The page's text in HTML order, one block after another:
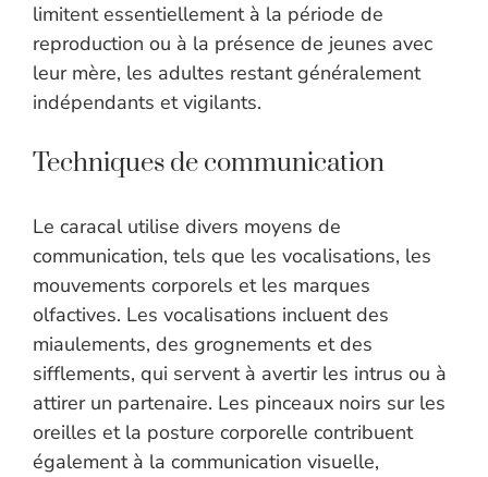
limitent essentiellement à la période de
reproduction ou à la présence de jeunes avec
leur mère, les adultes restant généralement
indépendants et vigilants.
Techniques de communication
Le caracal utilise divers moyens de
communication, tels que les vocalisations, les
mouvements corporels et les marques
olfactives. Les vocalisations incluent des
miaulements, des grognements et des
sifflements, qui servent à avertir les intrus ou à
attirer un partenaire. Les pinceaux noirs sur les
oreilles et la posture corporelle contribuent
également à la communication visuelle,